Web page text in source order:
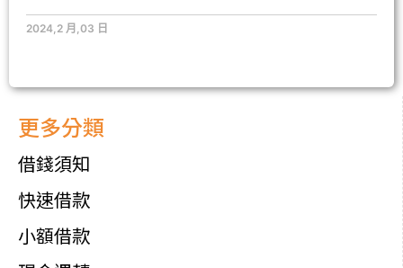
更多分類
借錢須知
快速借款
小額借款
2024,2 月,03 日